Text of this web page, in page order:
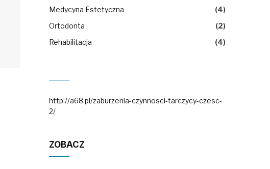
Medycyna Estetyczna
(4)
Ortodonta
(2)
Rehabilitacja
(4)
http://a68.pl/zaburzenia-czynnosci-tarczycy-czesc-
2/
ZOBACZ